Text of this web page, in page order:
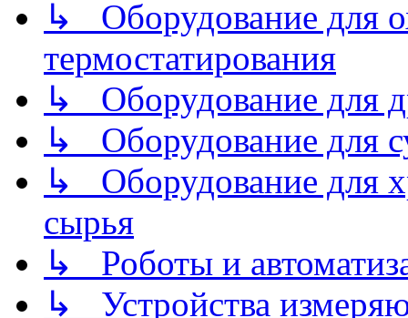
↳ Оборудование для
термостатирования
↳ Оборудование для
↳ Оборудование для
↳ Оборудование для
сырья
↳ Роботы и
↳ Устройства